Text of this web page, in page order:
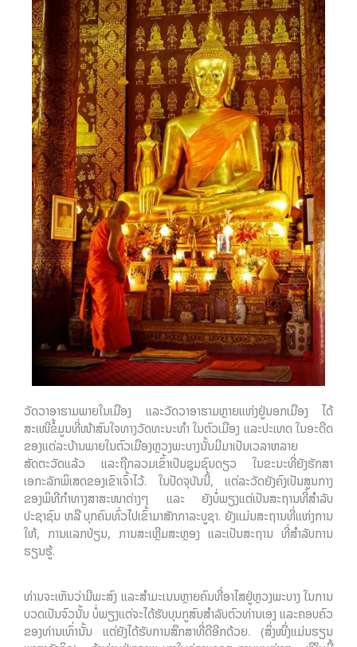
ວັດວາອາຮາມພາຍໃນເມືອງ ແລະວັດວາອາຮາມຫຼາຍແຫ່ງຢູ່ນອກເມືອງ ໄດ້
ສະເໜີຂໍ້ມູນທີ່ໜ້າສົນໃຈທາງວັດທະນະທຳ ໃນຕົວເມືອງ ແລະປະເທດ ໃນອະດີດ
ຂອງແຕ່ລະບ້ານພາຍໃນຕົວເມືອງຫຼວງພະບາງນັ້ນມີມາເປັນເວລາຫລາຍ
ສັດຕະວັດແລ້ວ ແລະຖືກລວມເຂົ້າເປັນຊຸມຊົນດຽວ ໃນຂະນະທີ່ຍັງຮັກສາ
ເອກະລັກພິເສດຂອງເຂົາເຈົ້າໄວ້. ໃນປັດຈຸບັນນີ້, ແຕ່ລະວັດຍັງຄົງເປັນສູນກາງ
ຂອງພິທີກຳທາງສາສະໜາຕ່າງໆ ແລະ ຍັງບໍ່ພຽງແຕ່ເປັນສະຖານທີ່ສຳລັບ
ປະຊາຊົນ ຫລື ບຸກຄົນທົ່ວໄປເຂົ້າມາສັກກາລະບູຊາ. ຍັງແມ່ນສະຖານທີ່ແຫ່ງການ
ໃຫ້, ການແລກປ່ຽນ, ການສະເຫຼີມສະຫຼອງ ແລະເປັນສະຖານ ທີ່ສຳລັບການ
ຮຽນຮູ້.
ທ່ານຈະເຫັນວ່າມີພະສົງ ແລະສຳມະເນນຫຼາຍຄົນທີ່ອາໄສຢູ່ຫຼວງພະບາງ ໃນການ
ບວດເປັນຈົວນັ້ນ ບໍ່ພຽງແຕ່ຈະໄດ້ຮັບບຸນກູສົນສຳລັບຕົວທ່ານເອງ ແລະຄອບຄົວ
ຂອງທ່ານເທົ່ານັ້ນ ແຕ່ຍັງໄດ້ຮັບການສຶກສາທີ່ດີອີກດ້ວຍ. (ສິ່ງໜຶ່ງແມ່ນຮຽນ